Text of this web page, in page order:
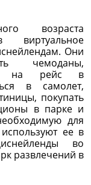
возраста
виртуальное
Они
чемоданы,
на рейс в
в самолет,
покупать
в парке и
для
ее в
во
развлечений в